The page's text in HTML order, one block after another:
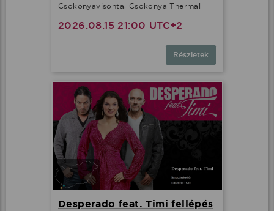
Csokonyavisonta, Csokonya Thermal
2026.08.15 21:00 UTC+2
Részletek
Desperado feat. Timi fellépés